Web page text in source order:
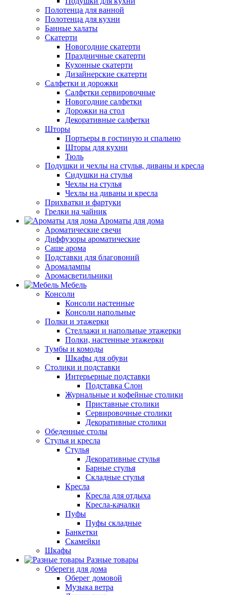
Полотенца для ванной
Полотенца для кухни
Банные халаты
Скатерти
Новогодние скатерти
Праздничные скатерти
Кухонные скатерти
Дизайнерские скатерти
Салфетки и дорожки
Салфетки сервировочные
Новогодние салфетки
Дорожки на стол
Декоративные салфетки
Шторы
Портьеры в гостиную и спальню
Шторы для кухни
Тюль
Подушки и чехлы на стулья, диваны и кресла
Сидушки на стулья
Чехлы на стулья
Чехлы на диваны и кресла
Прихватки и фартуки
Грелки на чайник
Ароматы для дома
Ароматические свечи
Диффузоры ароматические
Саше арома
Подставки для благовоний
Аромалампы
Аромасветильники
Мебель
Консоли
Консоли настенные
Консоли напольные
Полки и этажерки
Стеллажи и напольные этажерки
Полки, настенные этажерки
Тумбы и комоды
Шкафы для обуви
Столики и подставки
Интерьерные подставки
Подставка Слон
Журнальные и кофейные столики
Приставные столики
Сервировочные столики
Декоративные столики
Обеденные столы
Стулья и кресла
Стулья
Декоративные стулья
Барные стулья
Складные стулья
Кресла
Кресла для отдыха
Кресла-качалки
Пуфы
Пуфы складные
Банкетки
Скамейки
Шкафы
Разные товары
Обереги для дома
Оберег домовой
Музыка ветра